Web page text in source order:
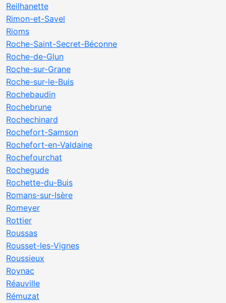
Reilhanette
Rimon-et-Savel
Rioms
Roche-Saint-Secret-Béconne
Roche-de-Glun
Roche-sur-Grane
Roche-sur-le-Buis
Rochebaudin
Rochebrune
Rochechinard
Rochefort-Samson
Rochefort-en-Valdaine
Rochefourchat
Rochegude
Rochette-du-Buis
Romans-sur-Isère
Romeyer
Rottier
Roussas
Rousset-les-Vignes
Roussieux
Roynac
Réauville
Rémuzat